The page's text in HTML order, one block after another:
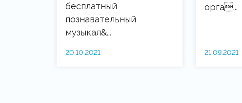
бесплатный
познавательный
музыкал&...
20.10.2021
орга...
21.09.2021